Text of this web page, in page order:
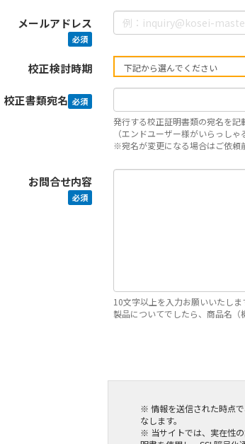
メールアドレス
必須
校正検討時期
校正書類宛名 必須
発行する校正証明書類の宛名を記
（エンドユーザー様がいらっし
※宛名が変更になる場合はご依頼
お問合せ内容
必須
10文字以上を入力お願いいたし
製品についてでしたら、商品名（
※ 情報を送信された時点
なします。
※ 当サイトでは、実在性